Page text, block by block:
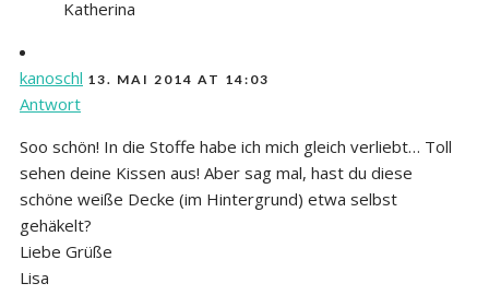
Katherina
kanoschl 13. MAI 2014 AT 14:03
Antwort
Soo schön! In die Stoffe habe ich mich gleich verliebt… Toll
sehen deine Kissen aus! Aber sag mal, hast du diese
schöne weiße Decke (im Hintergrund) etwa selbst
gehäkelt?
Liebe Grüße
Lisa